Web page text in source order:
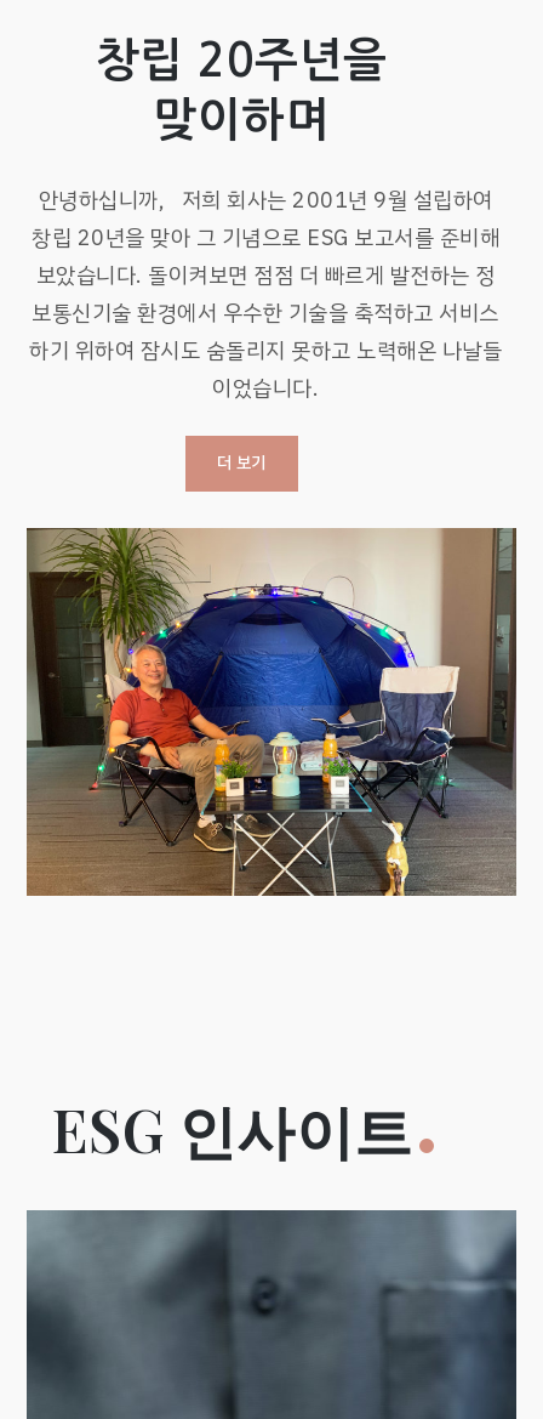
창립 20주년을
맞이하며
안녕하십니까, 저희 회사는 2001년 9월 설립하여
창립 20년을 맞아 그 기념으로 ESG 보고서를 준비해
보았습니다. 돌이켜보면 점점 더 빠르게 발전하는 정
보통신기술 환경에서 우수한 기술을 축적하고 서비스
하기 위하여 잠시도 숨돌리지 못하고 노력해온 나날들
이었습니다.
더 보기
ESG 인사이트